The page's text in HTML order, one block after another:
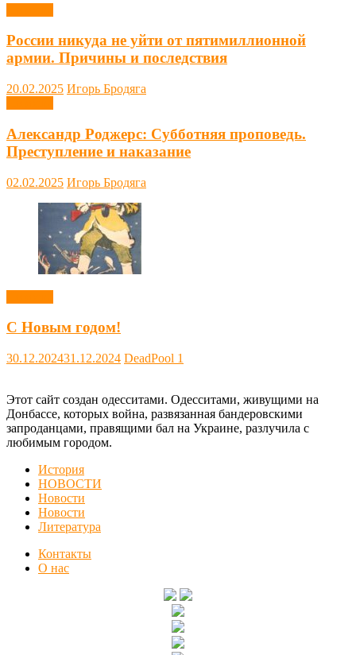
России никуда не уйти от пятимиллионной
армии. Причины и последствия
20.02.2025 Игорь Бродяга
Александр Роджерс: Субботняя проповедь.
Преступление и наказание
02.02.2025 Игорь Бродяга
С Новым годом!
30.12.202431.12.2024 DeadPool 1
Этот сайт создан одесситами. Одесситами, живущими на
Донбассе, которых война, развязанная бандеровскими
запроданцами, правящими бал на Украине, разлучила с
любимым городом.
История
НОВОСТИ
Новости
Новости
Литература
Контакты
О нас